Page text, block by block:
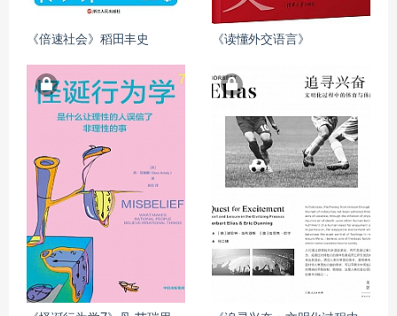
《倍速社会》稻田丰史 《读懂外交语言》